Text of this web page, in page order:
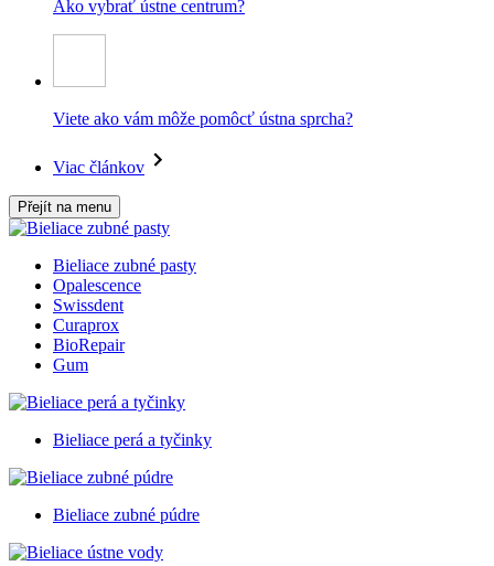
Ako vybrať ústne centrum?
Viete ako vám môže pomôcť ústna sprcha?
Viac článkov
Přejít na menu
Bieliace zubné pasty
Opalescence
Swissdent
Curaprox
BioRepair
Gum
Bieliace perá a tyčinky
Bieliace zubné púdre